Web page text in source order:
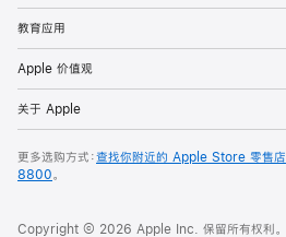
教育应用
Apple 价值观
关于 Apple
更多选购方式：查找你附近的 Apple Store 零售店
8800。
Copyright © 2026 Apple Inc. 保留所有权利。